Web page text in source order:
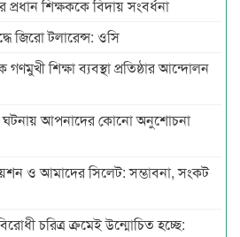
প্রধান শিক্ষককে বিদায় সংবর্ধনা
জিরো টলারেন্স: ওসি
গণমুখী শিক্ষা ব্যবস্থা প্রতিষ্ঠার আন্দোলন
ঘটনায় আপনাদের কোনো অনুশোচনা
ও আমাদের সিলেট: সম্ভাবনা, সংকট
চরিত্র ক্রমেই উন্মোচিত হচ্ছে: